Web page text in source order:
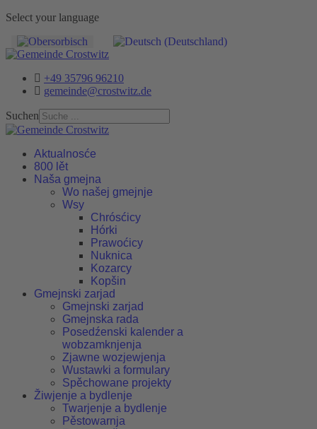
Select your language
+49 35796 96210
gemeinde@crostwitz.de
Suchen
Aktualnosće
800 lět
Naša gmejna
Wo našej gmejnje
Wsy
Chrósćicy
Hórki
Prawoćicy
Nuknica
Kozarcy
Kopšin
Gmejnski zarjad
Gmejnski zarjad
Gmejnska rada
Posedźenski kalender a
wobzamknjenja
Zjawne wozjewjenja
Wustawki a formulary
Spěchowane projekty
Žiwjenje a bydlenje
Twarjenje a bydlenje
Pěstowarnja